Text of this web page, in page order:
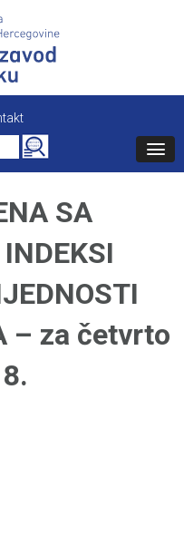
Search
for:
SA
– za četvrto